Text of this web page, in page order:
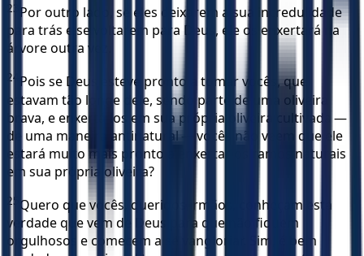
23 Por outro lado, se eles deixarem a sua incredulidade
para trás e se voltarem para Deus, ele os enxertará na
árvore outra vez.
24 Pois se Deus esteve pronto a tomar vocês, que
estavam tão longe dele, sendo parte de uma oliveira
brava, e enxertá-los em sua própria oliveira cultivada —
de uma maneira antinatural — vocês não veem que ele
estará muito mais pronto a enxertar os ramos naturais
em sua própria oliveira?
25 Quero que vocês, queridos irmãos, conheçam esta
verdade que vem de Deus para que não fiquem
orgulhosos e comecem a se vangloriar. Sim, é bem